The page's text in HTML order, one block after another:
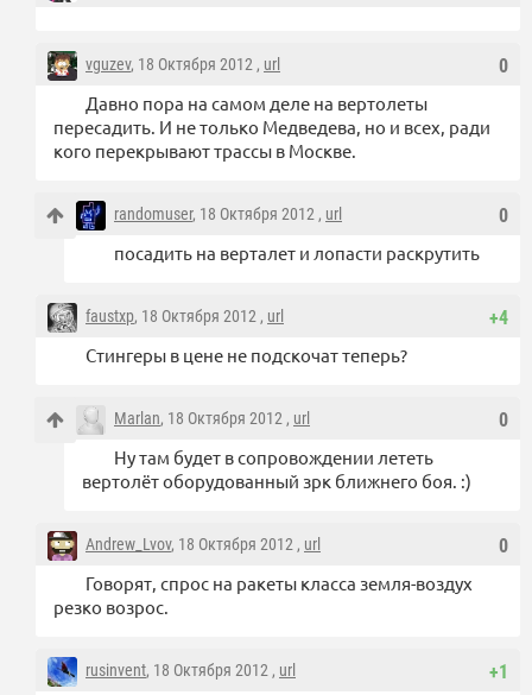
0
vguzev, 18 Октября 2012 , url
Давно пора на самом деле на вертолеты
пересадить. И не только Медведева, но и всех, ради
кого перекрывают трассы в Москве.
0
randomuser, 18 Октября 2012 , url
посадить на верталет и лопасти раскрутить
+4
faustxp, 18 Октября 2012 , url
Стингеры в цене не подскочат теперь?
0
Marlan, 18 Октября 2012 , url
Ну там будет в сопровождении лететь
вертолёт оборудованный зрк ближнего боя. :)
0
Andrew_Lvov, 18 Октября 2012 , url
Говорят, спрос на ракеты класса земля-воздух
резко возрос.
+1
rusinvent, 18 Октября 2012 , url